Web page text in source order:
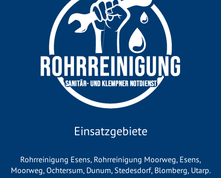
Einsatzgebiete
Rohrreinigung Esens, Rohrreinigung Moorweg, Esens,
Moorweg, Ochtersum, Dunum, Stedesdorf, Blomberg, Utarp.